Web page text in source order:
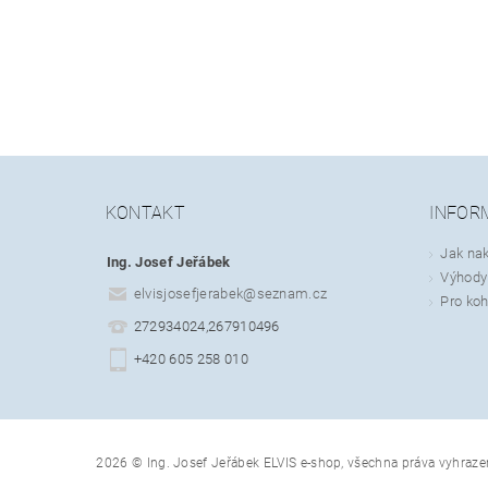
KONTAKT
Ing. Josef Jeřábek
elvisjosefjerabek@seznam.cz
272934024,267910496
+420 605 258 010
Jak
Pro
2026 © Ing. Josef Jeřábek ELVIS e-shop, všechna práva